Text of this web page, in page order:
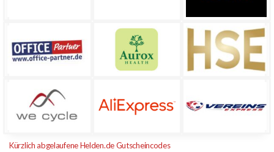
Kürzlich abgelaufene Helden.de Gutscheincodes